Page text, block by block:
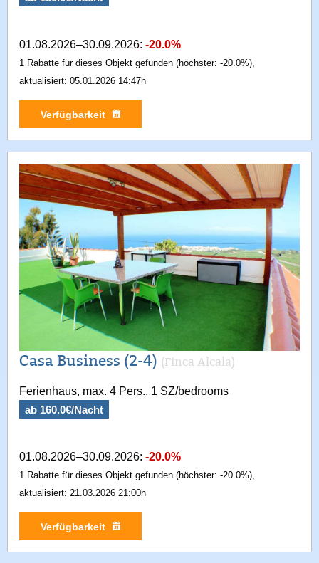
01.08.2026–30.09.2026: -20.0%
1 Rabatte für dieses Objekt gefunden (höchster: -20.0%),
aktualisiert: 05.01.2026 14:47h
Verfügbarkeit
Casa Business (2-4) (Finca Alcala)
Ferienhaus, max. 4 Pers., 1 SZ/bedrooms
ab 160.0€/Nacht
01.08.2026–30.09.2026: -20.0%
1 Rabatte für dieses Objekt gefunden (höchster: -20.0%),
aktualisiert: 21.03.2026 21:00h
Verfügbarkeit